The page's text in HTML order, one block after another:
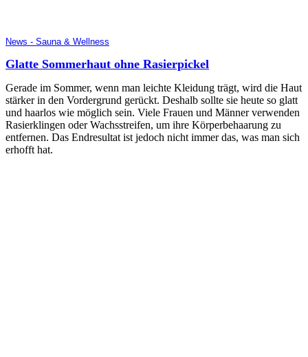
News - Sauna & Wellness
Glatte Sommerhaut ohne Rasierpickel
Gerade im Sommer, wenn man leichte Kleidung trägt, wird die Haut
stärker in den Vordergrund gerückt. Deshalb sollte sie heute so glatt
und haarlos wie möglich sein. Viele Frauen und Männer verwenden
Rasierklingen oder Wachsstreifen, um ihre Körperbehaarung zu
entfernen. Das Endresultat ist jedoch nicht immer das, was man sich
erhofft hat.